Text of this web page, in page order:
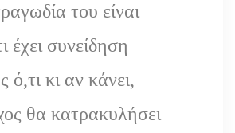
του είναι
έχει συνείδηση
ό,τι κι αν κάνει,
θα κατρακυλήσει